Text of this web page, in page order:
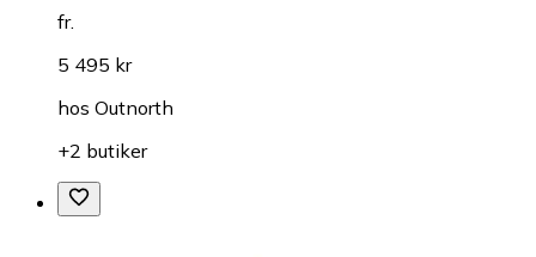
fr.
5 495 kr
hos Outnorth
+2 butiker